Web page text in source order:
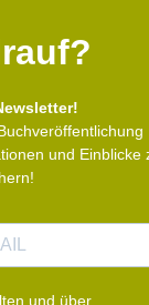
und Einblicke
und über